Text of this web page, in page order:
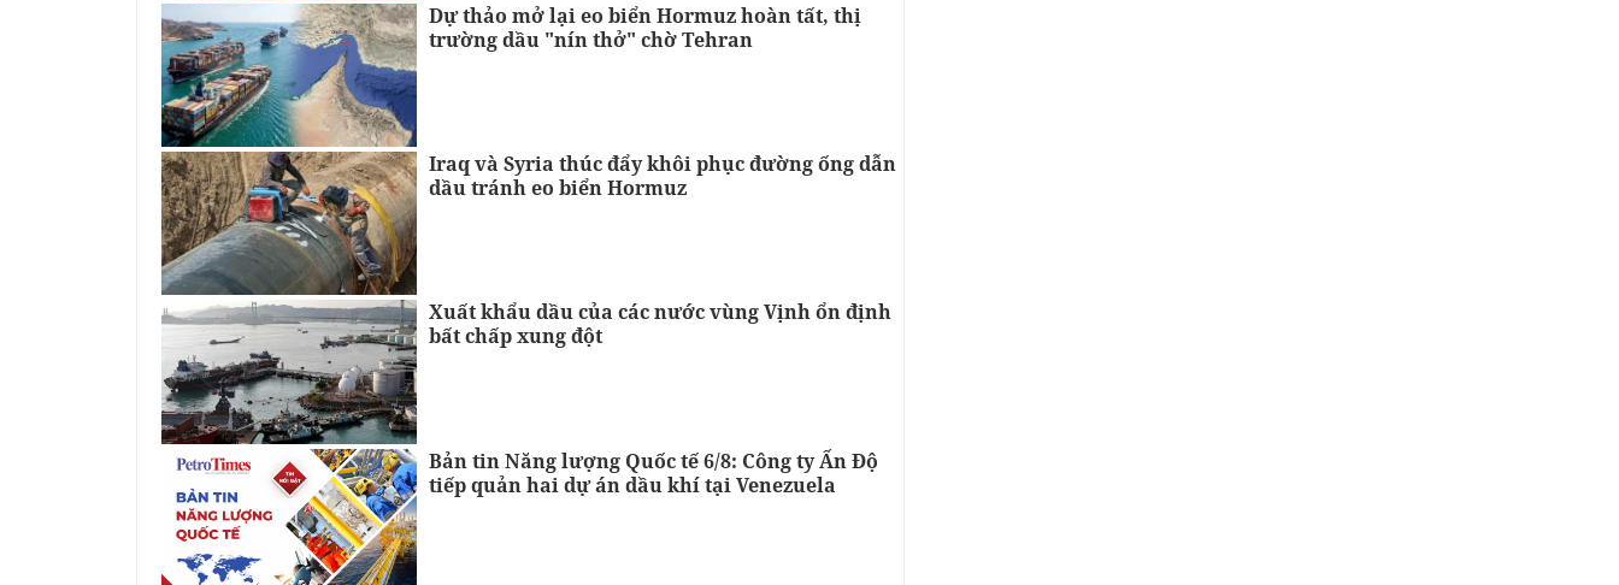
Dự thảo mở lại eo biển Hormuz hoàn tất, thị
trường dầu "nín thở" chờ Tehran
Iraq và Syria thúc đẩy khôi phục đường ống dẫn
dầu tránh eo biển Hormuz
Xuất khẩu dầu của các nước vùng Vịnh ổn định
bất chấp xung đột
Bản tin Năng lượng Quốc tế 6/8: Công ty Ấn Độ
tiếp quản hai dự án dầu khí tại Venezuela